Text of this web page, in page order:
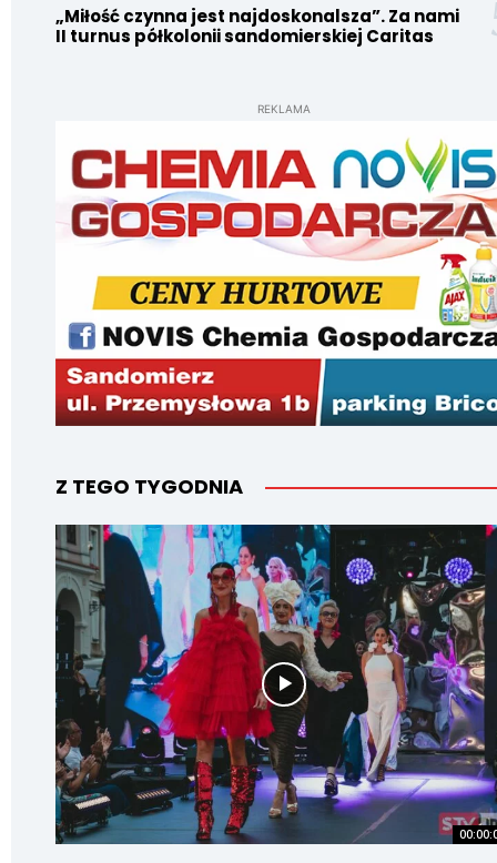
„Miłość czynna jest najdoskonalsza”. Za nami
II turnus półkolonii sandomierskiej Caritas
REKLAMA
Z TEGO TYGODNIA